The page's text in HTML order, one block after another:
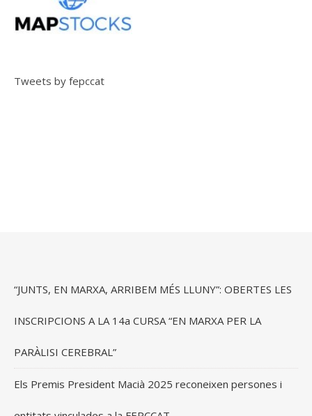
Tweets by fepccat
“JUNTS, EN MARXA, ARRIBEM MÉS LLUNY”: OBERTES LES
INSCRIPCIONS A LA 14a CURSA “EN MARXA PER LA
PARÀLISI CEREBRAL”
Els Premis President Macià 2025 reconeixen persones i